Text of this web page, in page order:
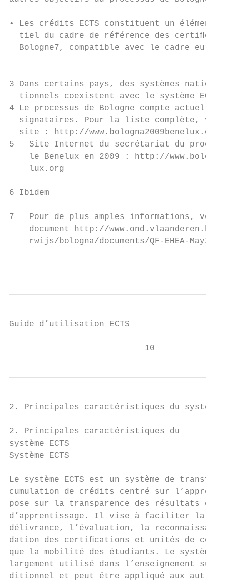
• Les crédits ECTS constituent un
tiel du cadre de référence des
Bologne7, compatible avec le cadre
3 Dans certains pays, des systèmes
  tionnels coexistent avec le système ECTS.
4 Le processus de Bologne compte
signataires. Pour la liste complète,
  site : http://www.bologna2009benelux.org
5   Site Internet du secrétariat du
le Benelux en 2009 : http://
lux.org
6 Ibidem
7   Pour de plus amples informations,
document http://
rwijs/bologna/documents/QF-EHEA-
Guide d’utilisation ECTS
                           10
2. Principales caractéristiques du système
2. Principales caractéristiques du
système ECTS
Système ECTS
Le système ECTS est un système de
cumulation de crédits centré sur
pose sur la transparence des résultats et
d’apprentissage. Il vise à faciliter la
délivrance, l’évaluation, la
dation des certiﬁcations et unités de
que la mobilité des étudiants. Le
largement utilisé dans l’enseignement
ditionnel et peut être appliqué aux